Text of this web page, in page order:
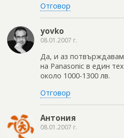
Отговор
yovko
08.01.2007 г.
Да, и аз
на Panasonic в един
около 1000-1300 лв.
Отговор
Антония
08.01.2007 г.